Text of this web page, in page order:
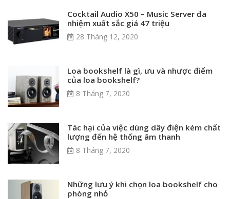
Cocktail Audio X50 – Music Server đa
nhiệm xuất sắc giá 47 triệu
28 Tháng 12, 2020
Loa bookshelf là gì, ưu và nhược điểm
của loa bookshelf?
8 Tháng 7, 2020
Tác hại của việc dùng dây điện kém chất
lượng đến hệ thống âm thanh
8 Tháng 7, 2020
Những lưu ý khi chọn loa bookshelf cho
phòng nhỏ